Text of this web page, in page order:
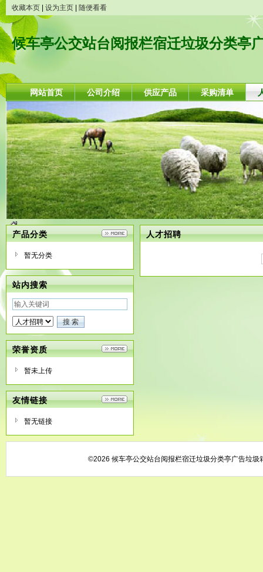
收藏本页 设为主页 随便看看
候车亭公交站台阅报栏宿迁垃圾分类亭
网站首页 公司介绍 供应产品 采购清单
产品分类
暂无分类
站内搜索
荣誉资质
暂未上传
友情链接
暂无链接
人才招聘
©2026 候车亭公交站台阅报栏宿迁垃圾分类亭广告垃